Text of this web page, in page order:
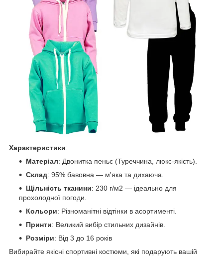
Характеристики:
Матеріал: Двонитка пеньє (Туреччина, люкс-якість).
Склад: 95% бавовна — м'яка та дихаюча.
Щільність тканини: 230 г/м2 — ідеально для
прохолодної погоди.
Кольори: Різноманітні відтінки в асортименті.
Принти: Великий вибір стильних дизайнів.
Розміри: Від 3 до 16 років
Вибирайте якісні спортивні костюми, які подарують вашій